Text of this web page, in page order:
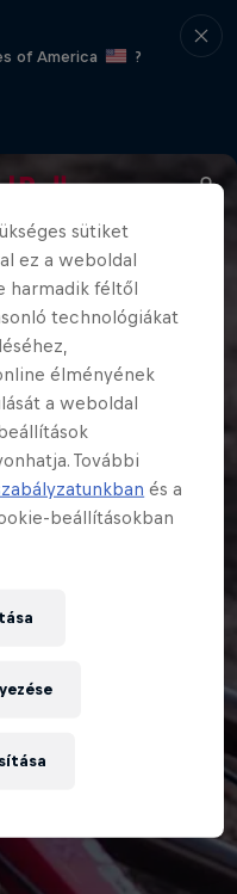
of America
?
sütiket
ez a weboldal
harmadik féltől
technológiákat
élményének
a weboldal
További
és a
beállításokban